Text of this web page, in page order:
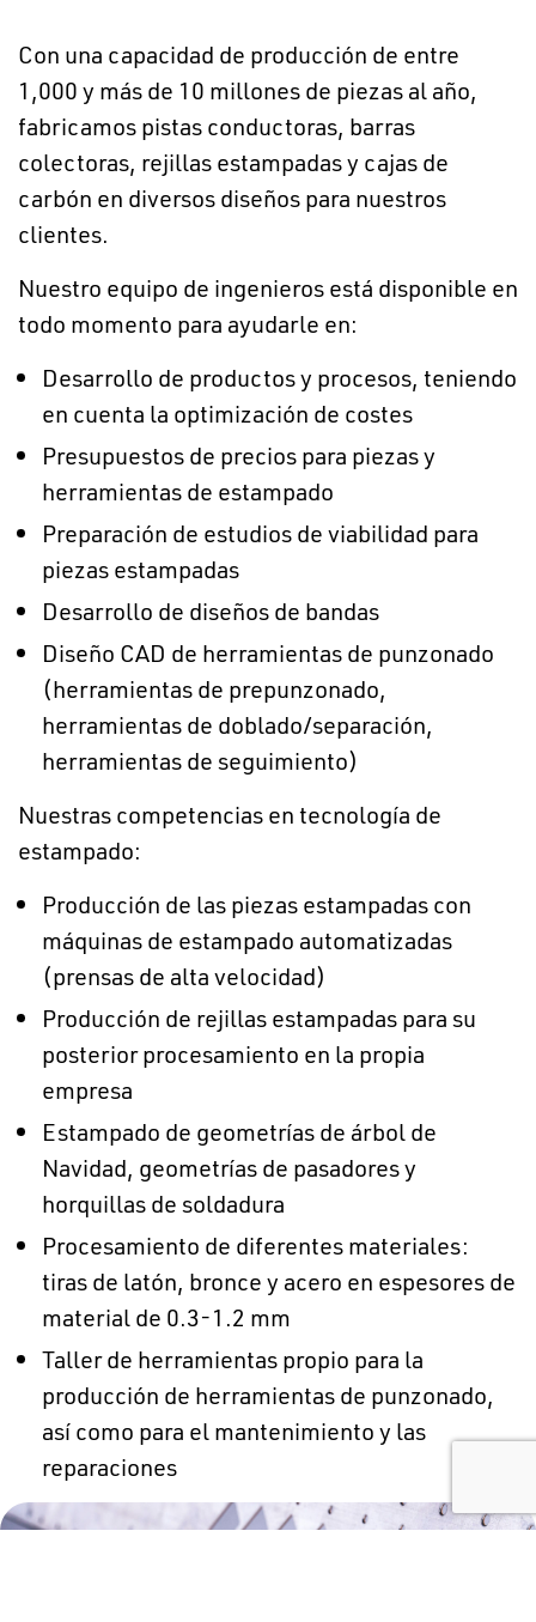
Con una capacidad de producción de entre
1,000 y más de 10 millones de piezas al año,
fabricamos pistas conductoras, barras
colectoras, rejillas estampadas y cajas de
carbón en diversos diseños para nuestros
clientes.
Nuestro equipo de ingenieros está disponible en
todo momento para ayudarle en:
Desarrollo de productos y procesos, teniendo
en cuenta la optimización de costes
Presupuestos de precios para piezas y
herramientas de estampado
Preparación de estudios de viabilidad para
piezas estampadas
Desarrollo de diseños de bandas
Diseño CAD de herramientas de punzonado
(herramientas de prepunzonado,
herramientas de doblado/separación,
herramientas de seguimiento)
Nuestras competencias en tecnología de
estampado:
Producción de las piezas estampadas con
máquinas de estampado automatizadas
(prensas de alta velocidad)
Producción de rejillas estampadas para su
posterior procesamiento en la propia
empresa
Estampado de geometrías de árbol de
Navidad, geometrías de pasadores y
horquillas de soldadura
Procesamiento de diferentes materiales:
tiras de latón, bronce y acero en espesores de
material de 0.3-1.2 mm
Taller de herramientas propio para la
producción de herramientas de punzonado,
así como para el mantenimiento y las
reparaciones